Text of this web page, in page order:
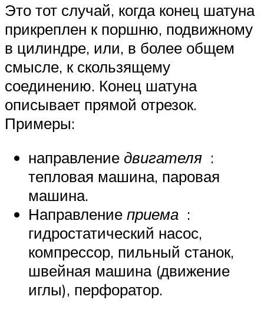
Это тот случай, когда конец шатуна
прикреплен к поршню, подвижному
в цилиндре, или, в более общем
смысле, к скользящему
соединению. Конец шатуна
описывает прямой отрезок.
Примеры:
направление двигателя :
тепловая машина, паровая
машина.
Направление приема :
гидростатический насос,
компрессор, пильный станок,
швейная машина (движение
иглы), перфоратор.